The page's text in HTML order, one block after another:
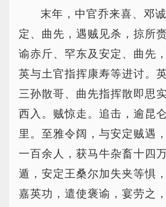
末年，中官乔来喜、邓
定、曲先，遇贼见杀，掠所
谕赤斤、罕东及安定、曲先
英与土官指挥康寿等进讨。
三孙散哥、曲先指挥散即思
西入。贼惊走。追击，逾昆
里。至雅令阔，与安定贼遇
一百余人，获马牛杂畜十四
遁，安定王桑尔加失夹等惧
嘉英功，遣使褒谕，宴劳之